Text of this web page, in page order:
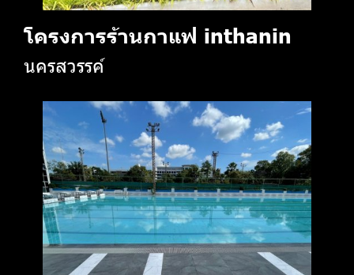
โครงการร้านกาแฟ inthanin
นครสวรรค์